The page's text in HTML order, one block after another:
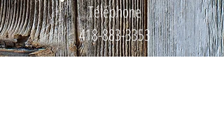
Téléphone
418-883-3353